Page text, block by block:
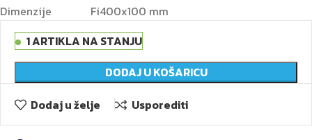
Dimenzije Fi400x100 mm
1 ARTIKLA NA STANJU
DODAJ U KOŠARICU
Dodaj u želje
Usporediti